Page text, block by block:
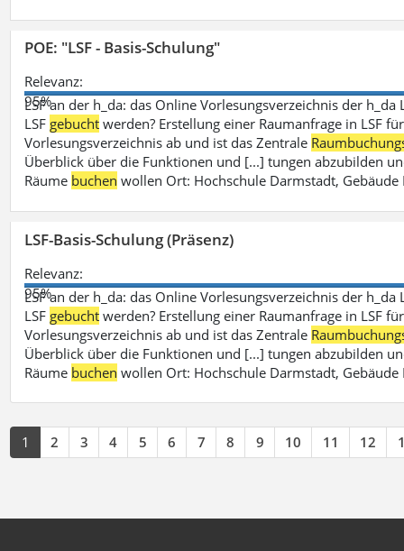
POE: "LSF - Basis-Schulung"
Relevanz:
95%
LSF an der h_da: das Online Vorlesungsverzeichnis der h_da
LSF gebucht werden? Erstellung einer Raumanfrage in LSF
Vorlesungsverzeichnis ab und ist das Zentrale
Überblick über die Funktionen und [...] tungen abzubilden
Räume buchen wollen Ort: Hochschule Darmstadt,
LSF-Basis-Schulung (Präsenz)
Relevanz:
95%
LSF an der h_da: das Online Vorlesungsverzeichnis der h_da
LSF gebucht werden? Erstellung einer Raumanfrage in LSF
Vorlesungsverzeichnis ab und ist das Zentrale
Überblick über die Funktionen und [...] tungen abzubilden
Räume buchen wollen Ort: Hochschule Darmstadt,
1 2 3 4 5 6 7 8 9 10 11 12